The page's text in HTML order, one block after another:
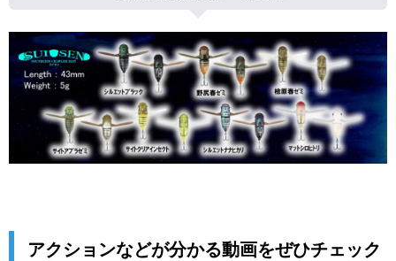
アクションなどが分かる動画をぜひチェック